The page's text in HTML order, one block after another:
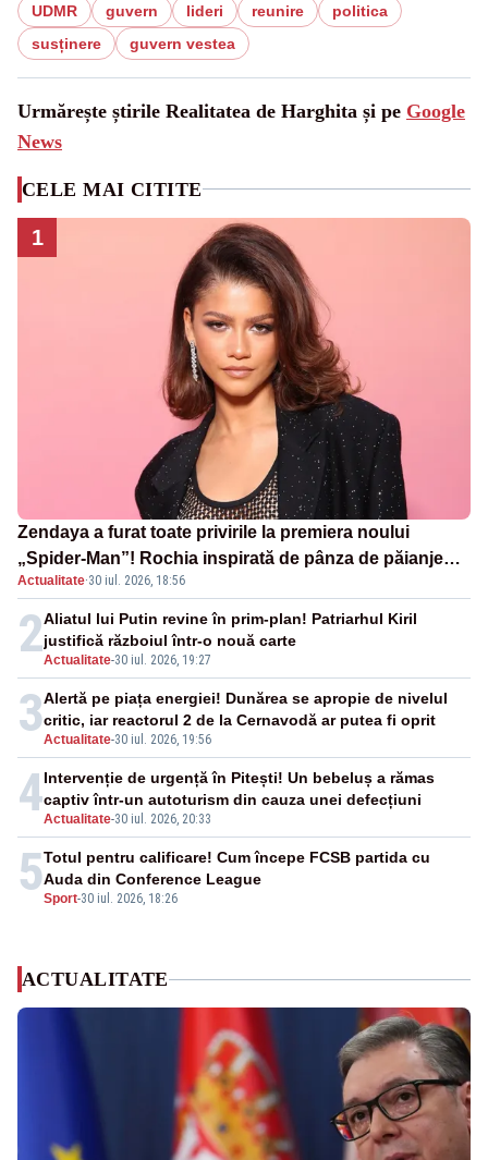
UDMR guvern lideri reunire
politica
susținere
guvern vestea
Urmărește știrile Realitatea de Harghita și pe Google
News
CELE MAI CITITE
1
Zendaya a furat toate privirile la premiera noului
„Spider-Man”! Rochia inspirată de pânza de păianjen a
făcut senzație
Actualitate·30 iul. 2026, 18:56
2Actualitate-30 iul. 2026, 19:27
Aliatul lui Putin revine în prim-plan! Patriarhul Kiril
justifică războiul într-o nouă carte
3Actualitate-30 iul. 2026, 19:56
Alertă pe piața energiei! Dunărea se apropie de nivelul
critic, iar reactorul 2 de la Cernavodă ar putea fi oprit
4Actualitate-30 iul. 2026, 20:33
Intervenție de urgență în Pitești! Un bebeluș a rămas
captiv într-un autoturism din cauza unei defecțiuni
5Sport-30 iul. 2026, 18:26
Totul pentru calificare! Cum începe FCSB partida cu
Auda din Conference League
ACTUALITATE